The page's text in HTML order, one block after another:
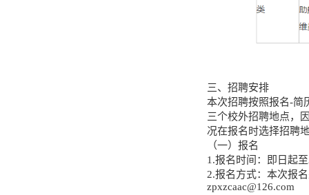
三、招聘安排
本次招聘按照报名-简
三个校外招聘地点，
况在报名时选择招聘
（一）报名
1.报名时间：即日起
2.报名方式：本次报
zpxzcaac@126.com